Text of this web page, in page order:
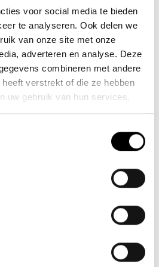
voor social media te bieden
te analyseren. Ook delen we
van onze site met onze
adverteren en analyse. Deze
combineren met andere
verstrekt of die ze hebben
uw gebruik van hun services.
Ticketkopers ontvangen een
een mailtje met de link waar je
De voorstelling is via de link tot
te bekijken.